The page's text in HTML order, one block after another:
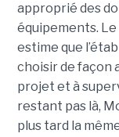
approprié des
équipements.
estime que
choisir de façon
projet et à
restant pas là,
plus tard la